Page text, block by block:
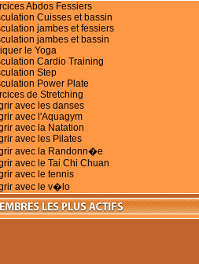
Abdos Fessiers
Cuisses et bassin
jambes et fessiers
jambes et bassin
le Yoga
Cardio Training
Step
Power Plate
de Stretching
avec les danses
avec l'Aquagym
avec la Natation
avec les Pilates
avec la Randonn�e
avec le Tai Chi Chuan
avec le tennis
avec le v�lo